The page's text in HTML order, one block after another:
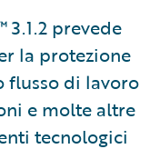
prevede
la protezione
flusso di lavoro
e molte altre
tecnologici